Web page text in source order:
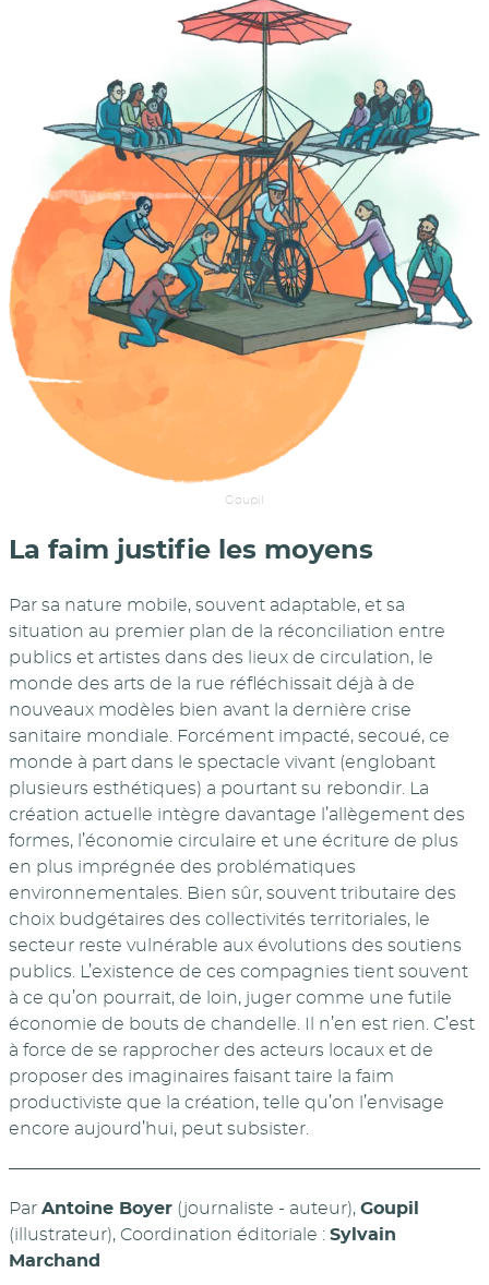
Goupil
La faim justifie les moyens
Par sa nature mobile, souvent adaptable, et sa
situation au premier plan de la réconciliation entre
publics et artistes dans des lieux de circulation, le
monde des arts de la rue réfléchissait déjà à de
nouveaux modèles bien avant la dernière crise
sanitaire mondiale. Forcément impacté, secoué, ce
monde à part dans le spectacle vivant (englobant
plusieurs esthétiques) a pourtant su rebondir. La
création actuelle intègre davantage l’allègement des
formes, l’économie circulaire et une écriture de plus
en plus imprégnée des problématiques
environnementales. Bien sûr, souvent tributaire des
choix budgétaires des collectivités territoriales, le
secteur reste vulnérable aux évolutions des soutiens
publics. L’existence de ces compagnies tient souvent
à ce qu’on pourrait, de loin, juger comme une futile
économie de bouts de chandelle. Il n’en est rien. C’est
à force de se rapprocher des acteurs locaux et de
proposer des imaginaires faisant taire la faim
productiviste que la création, telle qu’on l’envisage
encore aujourd’hui, peut subsister.
Par Antoine Boyer (journaliste - auteur), Goupil
(illustrateur), Coordination éditoriale : Sylvain
Marchand